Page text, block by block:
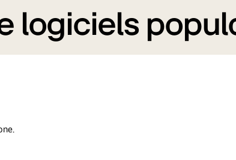
logiciels